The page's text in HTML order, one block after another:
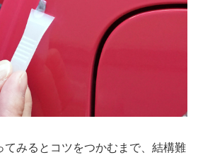
てみるとコツをつかむまで、結構難